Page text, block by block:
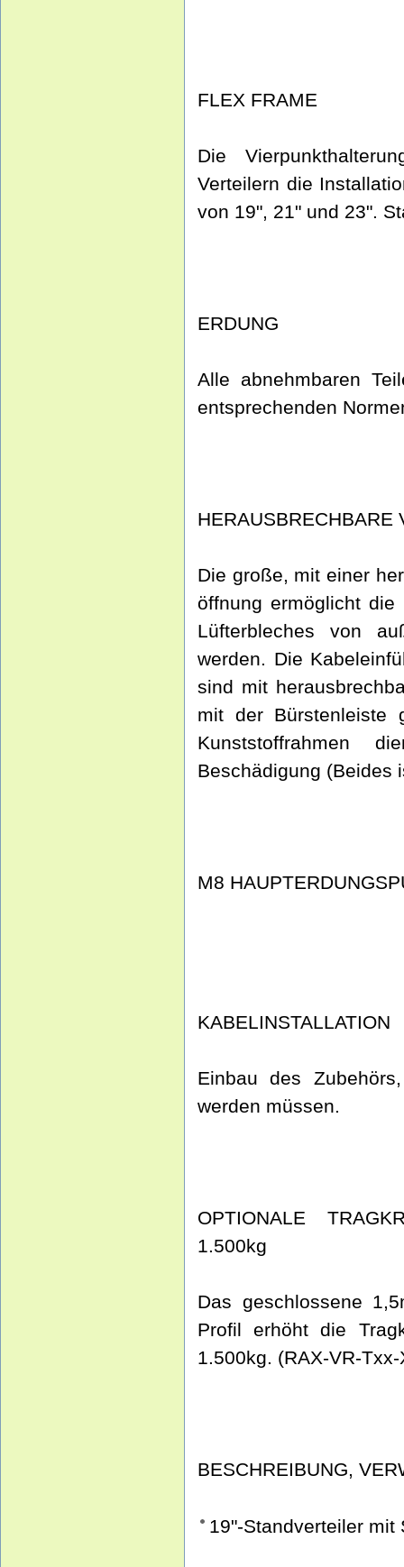
FLEX FRAME
Die
Verteilern die
von 19", 21" und 23".
ERDUNG
Alle abnehmbaren
entsprechenden
HERAUSBRECHBARE
Die große, mit einer
öffnung ermöglicht die
Lüfterbleches von
werden. Die
sind mit
mit der Bürstenleiste
Kunststoffrahmen
Beschädigung (Beides
M8
KABELINSTALLATION
Einbau des
werden müssen.
OPTIONALE
1.500kg
Das geschlossene
Profil erhöht die
1.500kg. (RAX-VR-Txx-
BESCHREIBUNG,
19"-Standverteiler mit